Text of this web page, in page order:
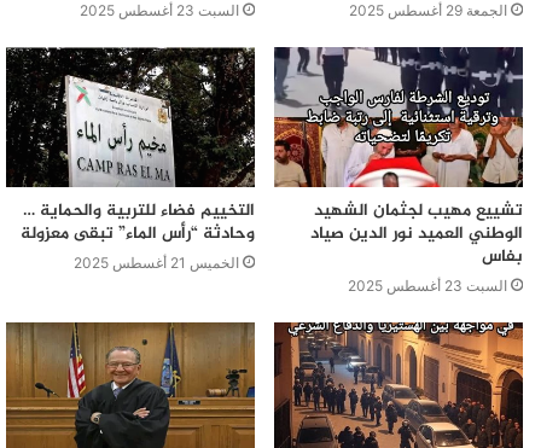
الجمعة 29 أغسطس 2025 السبت 23 أغسطس 2025
تشييع مهيب لجثمان الشهيد
الوطني العميد نور الدين صياد
بفاس
السبت 23 أغسطس 2025
التخييم فضاء للتربية والحماية …
وحادثة “رأس الماء” تبقى معزولة
الخميس 21 أغسطس 2025